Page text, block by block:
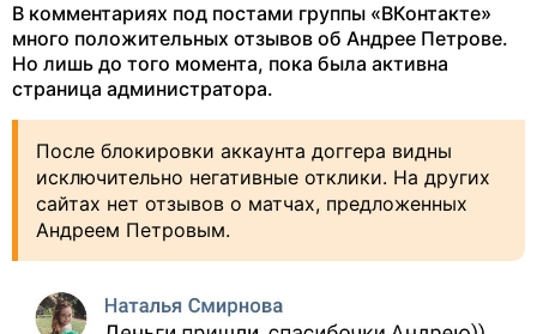
В комментариях под постами группы «ВКонтакте»
много положительных отзывов об Андрее Петрове.
Но лишь до того момента, пока была активна
страница администратора.
После блокировки аккаунта доггера видны
исключительно негативные отклики. На других
сайтах нет отзывов о матчах, предложенных
Андреем Петровым.